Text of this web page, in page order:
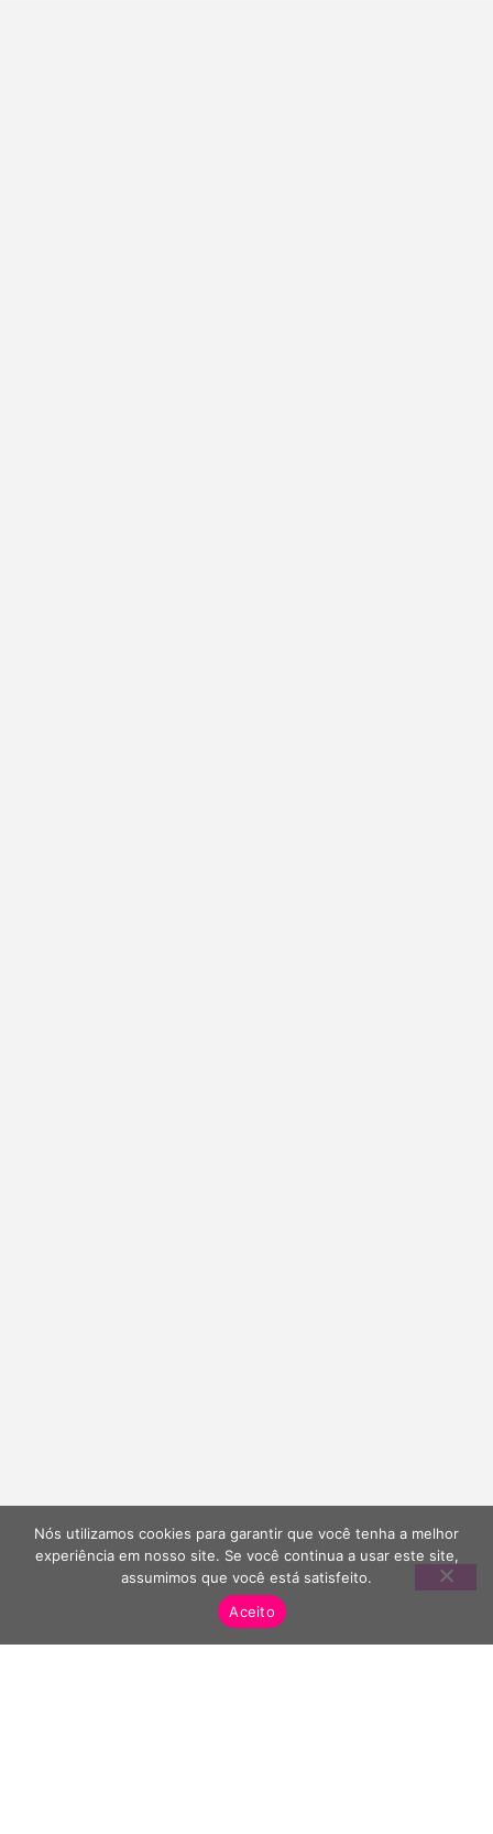
Nós utilizamos cookies para garantir que você tenha a melhor
experiência em nosso site. Se você continua a usar este site,
assumimos que você está satisfeito.
Aceito